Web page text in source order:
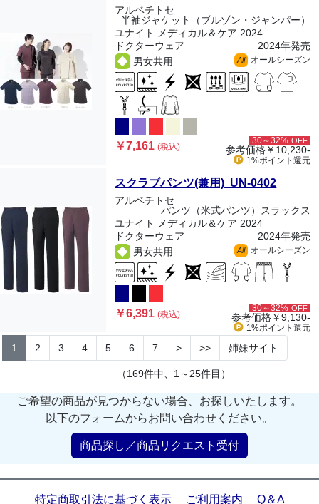
アルベチトセ
半袖ジャケット（ブルゾン・ジャンパー）
ユナイト メディカル＆ケア 2024
ドクターウェア
2024年発売
男女共用
All オールシーズン
￥7,161(税込)
30～32% OFF
参考価格￥10,230-
1%ポイント 還元
スクラブパンツ(兼用) UN-0402
アルベチトセ
パンツ（米式パンツ）スラックス
ユナイト メディカル＆ケア 2024
ドクターウェア
2024年発売
男女共用
All オールシーズン
￥6,391(税込)
30～32% OFF
参考価格￥9,130-
1%ポイント 還元
1 2 3 4 5 6 7 > >> 姉妹サイト
（169件中、1～25件目）
ご希望の商品が見つからない場合、お探しいたします。
以下のフォームからお問い合わせください。
商品探し／商品リクエスト受付
特定商取引法に基づく表示 ご利用案内 Q＆A